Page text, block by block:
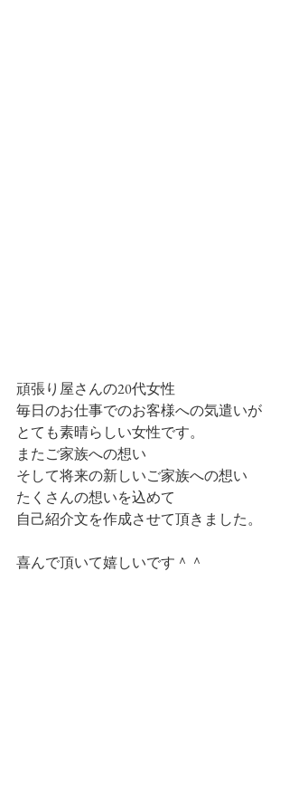
頑張り屋さんの20代女性
毎日のお仕事でのお客様への気遣いが
とても素晴らしい女性です。
またご家族への想い
そして将来の新しいご家族への想い
たくさんの想いを込めて
自己紹介文を作成させて頂きました。
喜んで頂いて嬉しいです＾＾